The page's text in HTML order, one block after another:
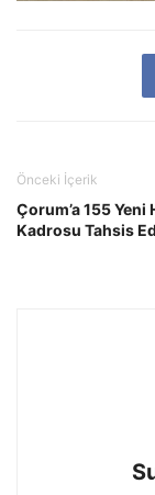
Önceki İçerik
Çorum’a 155 Yeni
Kadrosu Tahsis